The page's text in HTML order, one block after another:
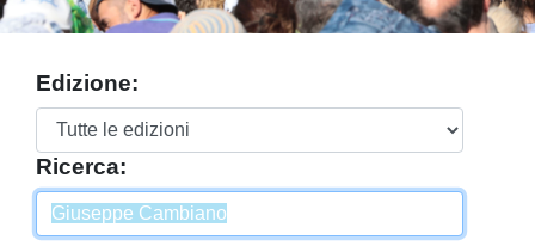
Edizione:
Ricerca: